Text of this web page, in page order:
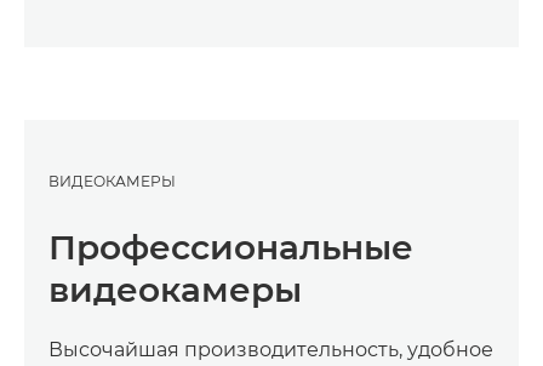
ВИДЕОКАМЕРЫ
Профессиональные
видеокамеры
Высочайшая производительность, удобное